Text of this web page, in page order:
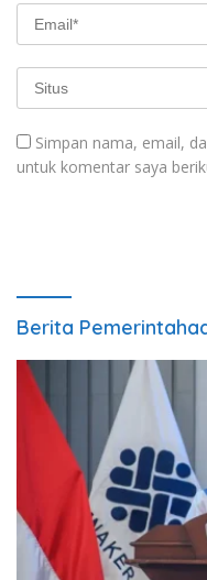
Simpan nama, email,
untuk komentar saya
Berita